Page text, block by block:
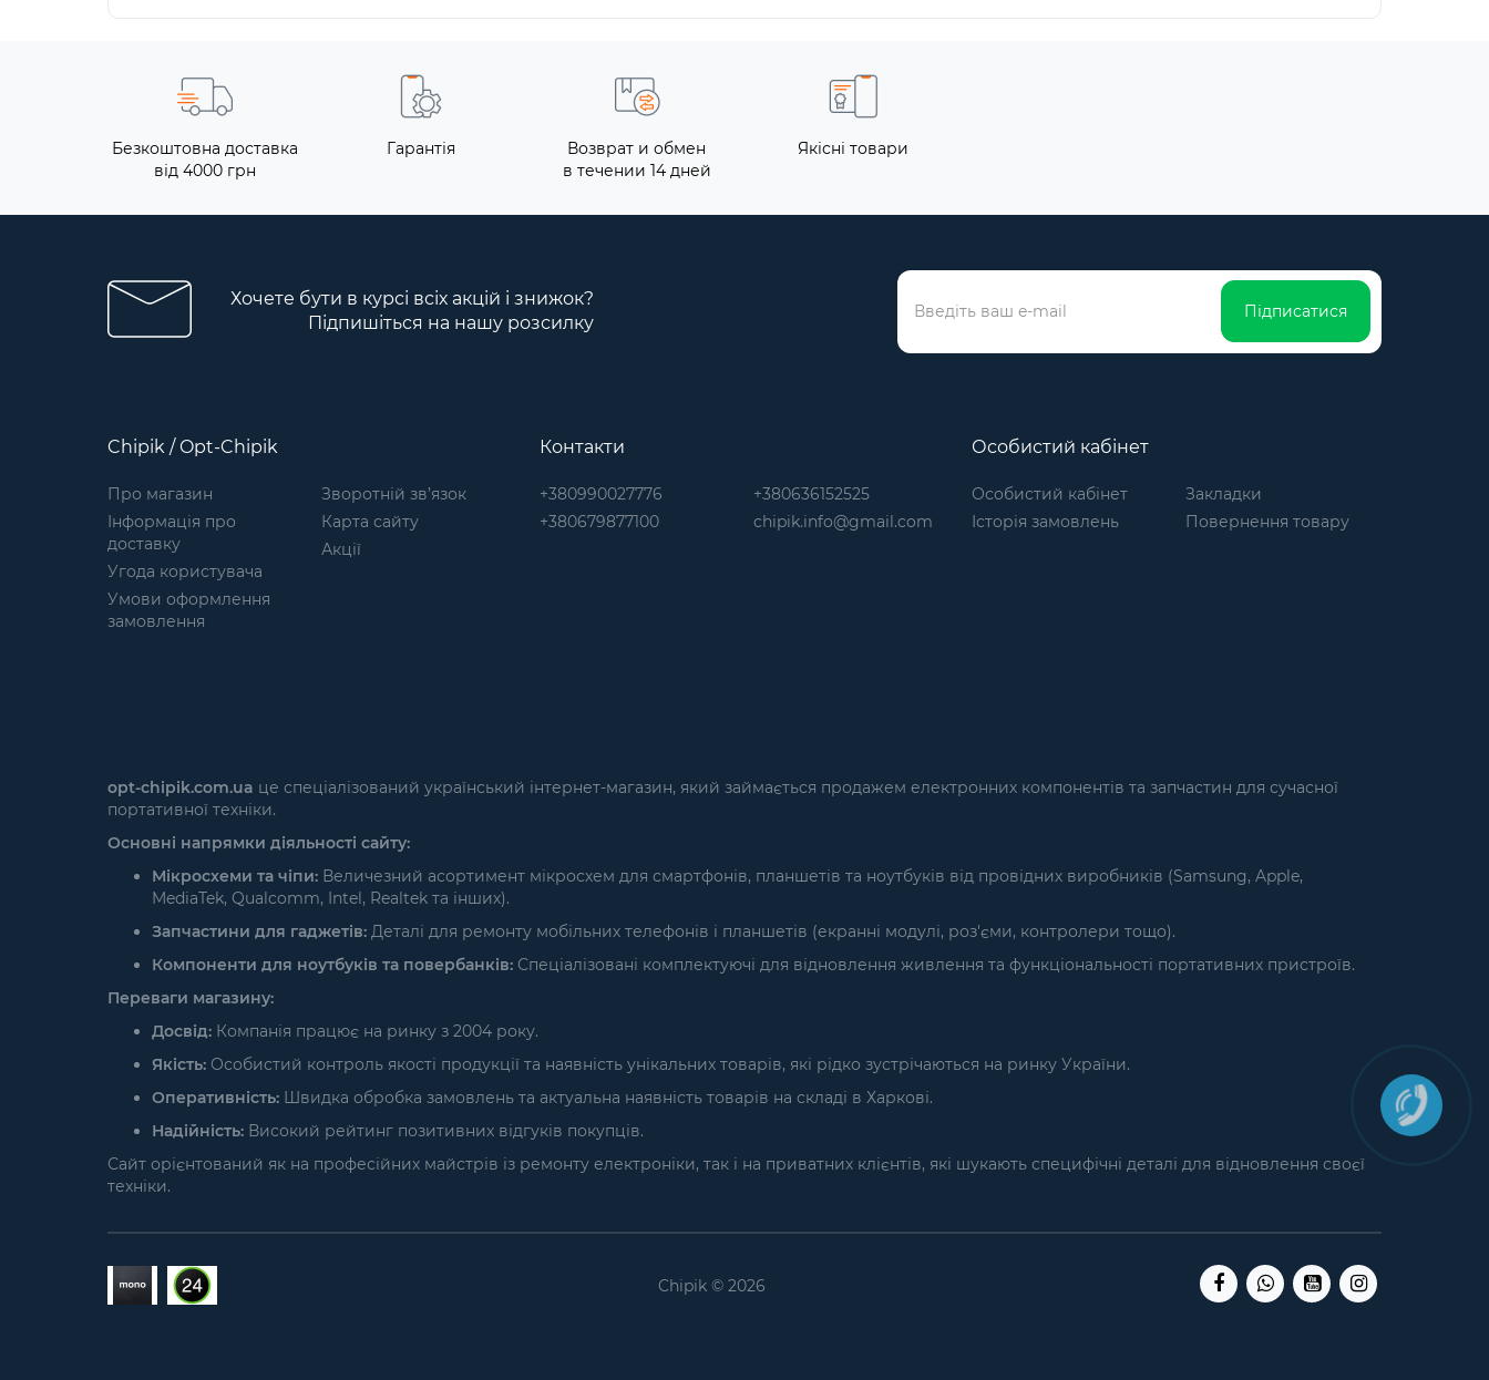
Безкоштовна доставка
від 4000 грн
Гарантія
Возврат и обмен
в течении 14 дней
Якісні товари
Хочете бути в курсі всіх акцій і знижок?
Підпишіться на нашу розсилку
Підписатися
Chipik / Opt-Chipik
Про магазин
Інформація про
доставку
Угода користувача
Умови оформлення
замовлення
Зворотній зв’язок
Карта сайту
Акції
Контакти
+380990027776
+380679877100
+380636152525
chipik.info@gmail.com
Особистий кабінет
Особистий кабінет
Історія замовлень
Закладки
Повернення товару
opt-chipik.com.ua це спеціалізований український інтернет-магазин, який займається продажем електронних компонентів та запчастин для сучасної
портативної техніки.
Основні напрямки діяльності сайту:
Мікросхеми та чіпи: Величезний асортимент мікросхем для смартфонів, планшетів та ноутбуків від провідних виробників (Samsung, Apple,
MediaTek, Qualcomm, Intel, Realtek та інших).
Запчастини для гаджетів: Деталі для ремонту мобільних телефонів і планшетів (екранні модулі, роз'єми, контролери тощо).
Компоненти для ноутбуків та повербанків: Спеціалізовані комплектуючі для відновлення живлення та функціональності портативних пристроїв.
Переваги магазину:
Досвід: Компанія працює на ринку з 2004 року.
Якість: Особистий контроль якості продукції та наявність унікальних товарів, які рідко зустрічаються на ринку України.
Оперативність: Швидка обробка замовлень та актуальна наявність товарів на складі в Харкові.
Надійність: Високий рейтинг позитивних відгуків покупців.
Сайт орієнтований як на професійних майстрів із ремонту електроніки, так і на приватних клієнтів, які шукають специфічні деталі для відновлення своєї
техніки.
Chipik © 2026